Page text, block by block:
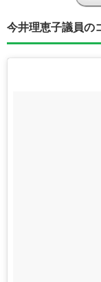
今井理恵子議員の